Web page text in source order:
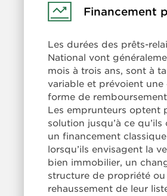
Financement
Les durées des prêts-
National vont
mois à trois ans, sont à
variable et prévoient une
forme de
Les emprunteurs optent
solution jusqu’à ce
un financement
lorsqu’ils envisagent la
bien immobilier, un
structure de propriété ou
rehaussement de leur
Learn
More:
provisoire